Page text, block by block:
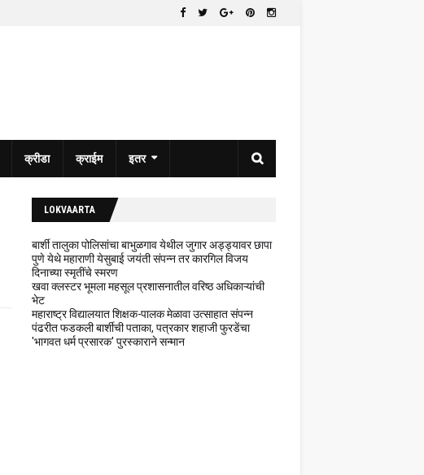
क्रीडा क्राईम इतर
LOKVAARTA
बार्शी तालुका पोलिसांचा बाभुळगाव येथील जुगार अड्ड्यावर छापा
पुणे येथे महाराणी येसुबाई जयंती संपन्न तर कारगिल विजय
दिनाच्या स्मृतींचे स्मरण
खवा क्लस्टर भूमला महसूल प्रशासनातील वरिष्ठ अधिकाऱ्यांची
भेट
महाराष्ट्र विद्यालयात शिक्षक-पालक मेळावा उत्साहात संपन्न
पंढरीत फडकली बार्शीची पताका, पत्रकार शहाजी फुरडेंचा
'भागवत धर्म प्रसारक' पुरस्काराने सन्मान